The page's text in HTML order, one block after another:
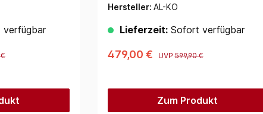
Hersteller: AL-KO
Lieferzeit:Sofort verfügbar
479,00 € UVP599,90 €
Zum Produkt